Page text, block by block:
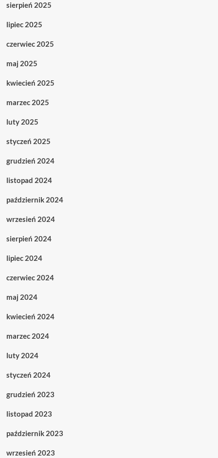
sierpień 2025
lipiec 2025
czerwiec 2025
maj 2025
kwiecień 2025
marzec 2025
luty 2025
styczeń 2025
grudzień 2024
listopad 2024
październik 2024
wrzesień 2024
sierpień 2024
lipiec 2024
czerwiec 2024
maj 2024
kwiecień 2024
marzec 2024
luty 2024
styczeń 2024
grudzień 2023
listopad 2023
październik 2023
wrzesień 2023